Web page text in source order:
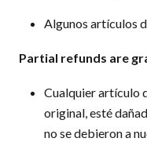
Algunos artículos
Partial refunds are
Cualquier artículo
original, esté
no se debieron a